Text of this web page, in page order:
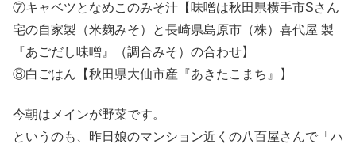
⑦キャベツとなめこのみそ汁【味噌は秋田県横手市Sさん
宅の自家製（米麹みそ）と長崎県島原市（株）喜代屋 製
『あごだし味噌』（調合みそ）の合わせ】
⑧白ごはん【秋田県大仙市産『あきたこまち』】
今朝はメインが野菜です。
というのも、昨日娘のマンション近くの八百屋さんで「ハ